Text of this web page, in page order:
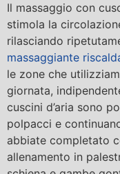
Il massaggio con
stimola la
rilasciando
massaggiante
le zone che
giornata,
cuscini d’aria sono
polpacci e
abbiate completato
allenamento in